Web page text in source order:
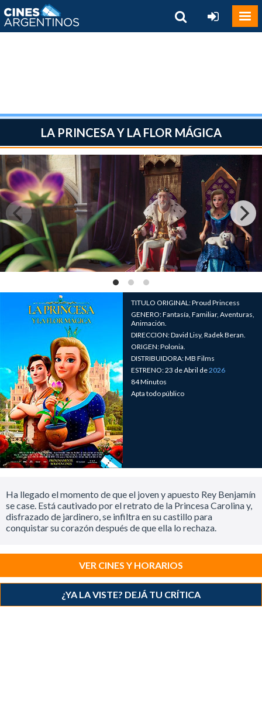
LA PRINCESA Y LA FLOR MÁGICA
TITULO ORIGINAL: Proud Princess
GENERO: Fantasía, Familiar, Aventuras,
Animación.
DIRECCION: David Lisy, Radek Beran.
ORIGEN: Polonia.
DISTRIBUIDORA: MB Films
ESTRENO: 23 de Abril de2026
84 Minutos
Apta todo público
Ha llegado el momento de que el joven y apuesto Rey Benjamín
se case. Está cautivado por el retrato de la Princesa Carolina y,
disfrazado de jardinero, se infiltra en su castillo para
conquistar su corazón después de que ella lo rechaza.
VER CINES Y HORARIOS
¿YA LA VISTE? DEJÁ TU CRÍTICA